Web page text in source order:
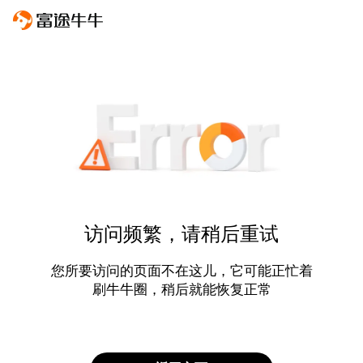
访问频繁，请稍后重试
您所要访问的页面不在这儿，它可能正忙着
刷牛牛圈，稍后就能恢复正常